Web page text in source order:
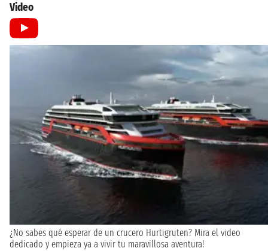
Video
¿No sabes qué esperar de un crucero Hurtigruten? Mira el video
dedicado y empieza ya a vivir tu maravillosa aventura!